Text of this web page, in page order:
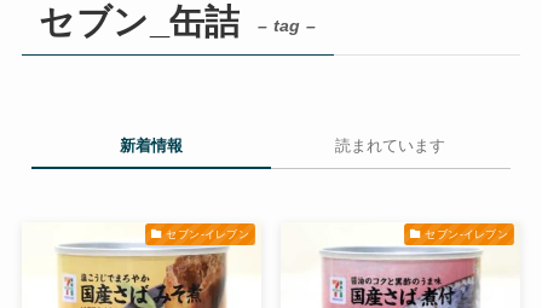
セブン_缶詰 – tag –
新着情報 読まれています
セブン-イレブン セブン-イレブン